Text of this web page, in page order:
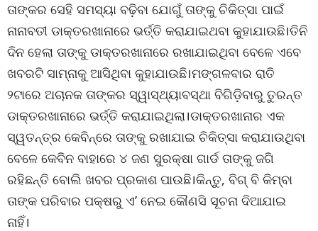
ତାଙ୍କର ସେହି ସମସ୍ୟା ବଢ଼ିବା ଯୋଗୁଁ ତାଙ୍କୁ ଚିକିତ୍ସା ପାଇଁ
ନାନାବତୀ ଡାକ୍ତରଖାନାରେ ଭର୍ତ୍ତି କରାଯାଇଥବା କୁହାଯାଉଛି।ତିନି
ଦିନ ହେଲା ତାଙ୍କୁ ଡାକ୍ତରଖାନାରେ ରଖାଯାଇଥିବା ବେଳେ ଏବେ
ଖବରଟି ସାମ୍ନାକୁ ଆସିଥିବା କୁହାଯାଉଛି।ମଙ୍ଗଳବାର ରାତି
୨ଟାରେ ଅଚାନକ ତାଙ୍କର ସ୍ୱାସ୍ଥ୍ୟାବସ୍ଥା ବିଗିଡ଼ିବାରୁ ତୁରନ୍ତ
ଡାକ୍ତରଖାନାରେ ଭର୍ତ୍ତି କରାଯାଇଥିଲା।ଡାକ୍ତରଖାନାର ଏକ
ସ୍ୱତନ୍ତ୍ର କେବିନ୍‌ରେ ତାଙ୍କୁ ରଖାଯାଇ ଚିକିତ୍ସା କରାଯାଉଥିବା
ବେଳେ କେବିନ ବାହାରେ ୪ ଜଣ ସୁରକ୍ଷା ଗାର୍ଡ ତାଙ୍କୁ ଜଗି
ରହିଛନ୍ତି ବୋଲି ଖବର ପ୍ରକାଶ ପାଉଛି।କିନ୍ତୁ, ବିଗ୍‌ ବି କିମ୍ବା
ତାଙ୍କ ପରିବାର ପକ୍ଷରୁ ଏ’ ନେଇ କୌଣସି ସୂଚନା ଦିଆଯାଇ
ନାହିଁ।